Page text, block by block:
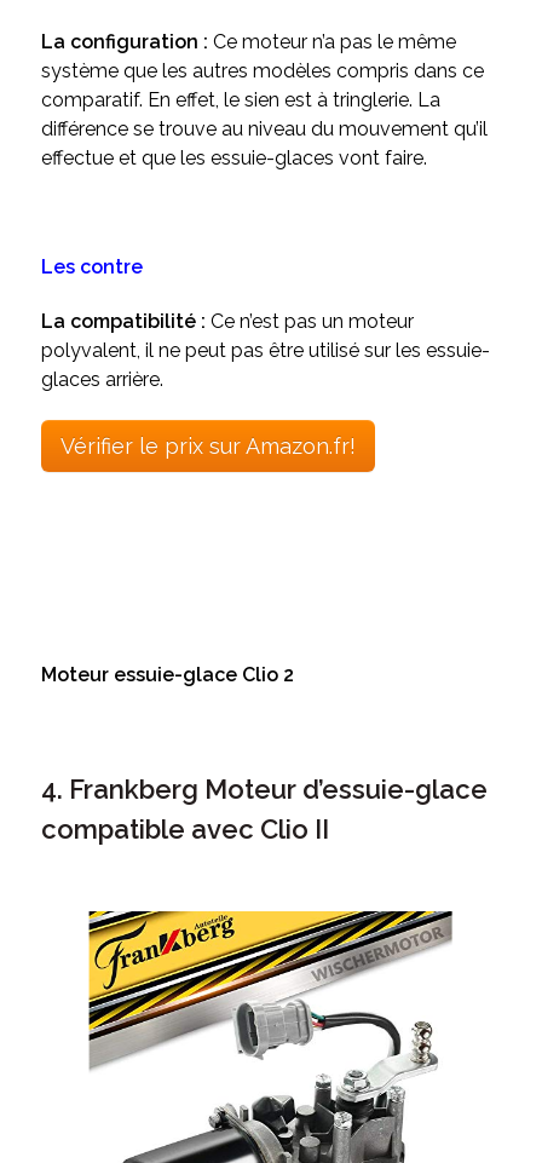
La configuration : Ce moteur n’a pas le même
système que les autres modèles compris dans ce
comparatif. En effet, le sien est à tringlerie. La
différence se trouve au niveau du mouvement qu’il
effectue et que les essuie-glaces vont faire.
Les contre
La compatibilité : Ce n’est pas un moteur
polyvalent, il ne peut pas être utilisé sur les essuie-
glaces arrière.
Vérifier le prix sur Amazon.fr!
Moteur essuie-glace Clio 2
4. Frankberg Moteur d’essuie-glace
compatible avec Clio II